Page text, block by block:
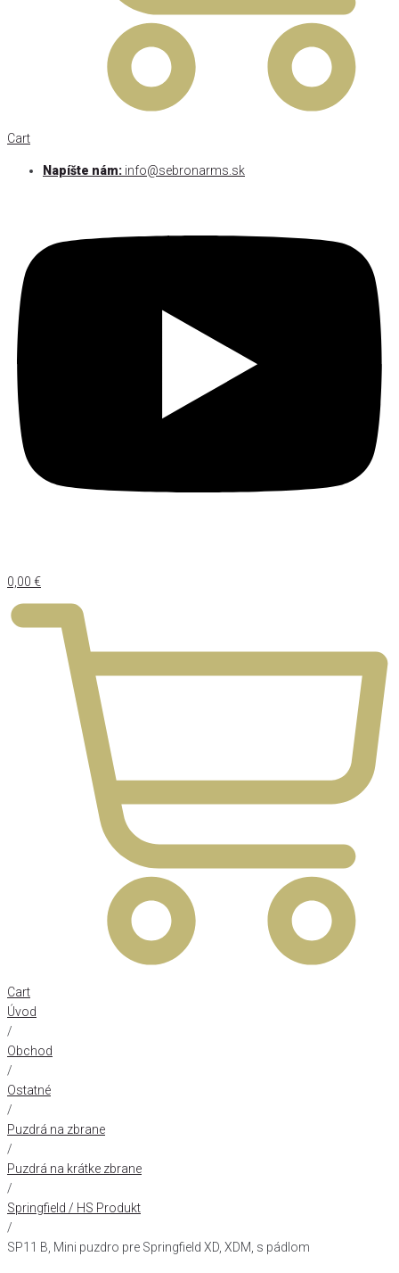
Cart
Napíšte nám: info@sebronarms.sk
0,00 €
Cart
Úvod
/
Obchod
/
Ostatné
/
Puzdrá na zbrane
/
Puzdrá na krátke zbrane
/
Springfield / HS Produkt
/
SP11 B, Mini puzdro pre Springfield XD, XDM, s pádlom